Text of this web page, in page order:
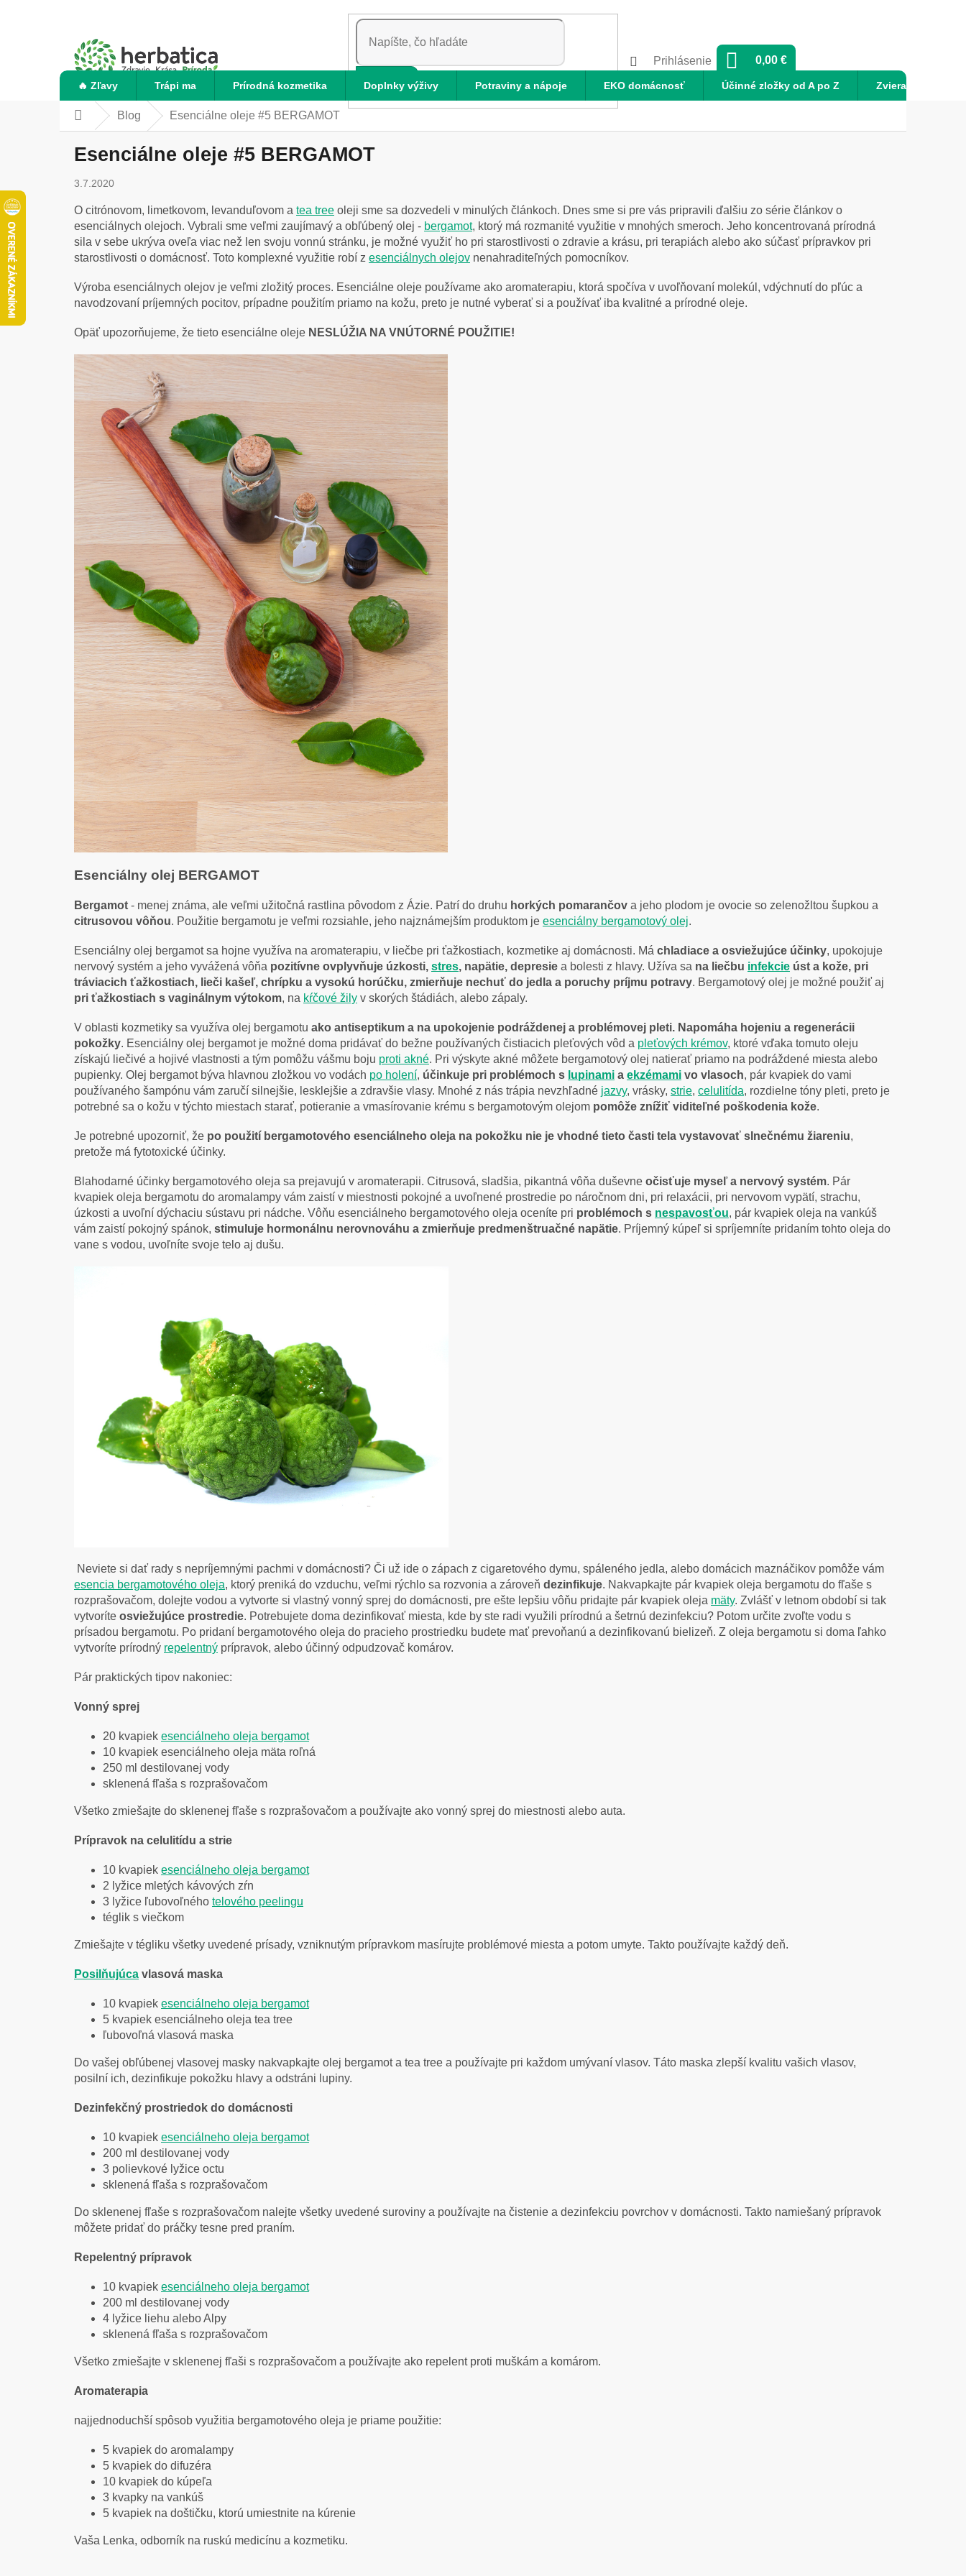
HĽADAŤ
Prihlásenie
NÁKUPNÝ
0,00 €
🔥 Zľavy Trápi ma Prírodná kozmetika Doplnky výživy Potraviny a nápoje EKO domácnosť Účinné zložky od A po Z Zvieratá
DomovBlog Esenciálne oleje #5 BERGAMOT
Esenciálne oleje #5 BERGAMOT
3.7.2020
O citrónovom, limetkovom, levanduľovom a tea tree oleji sme sa dozvedeli v minulých článkoch. Dnes sme si pre vás pripravili ďalšiu zo série článkov o
esenciálnych olejoch. Vybrali sme veľmi zaujímavý a obľúbený olej - bergamot, ktorý má rozmanité využitie v mnohých smeroch. Jeho koncentrovaná prírodná
sila v sebe ukrýva oveľa viac než len svoju vonnú stránku, je možné využiť ho pri starostlivosti o zdravie a krásu, pri terapiách alebo ako súčasť prípravkov pri
starostlivosti o domácnosť. Toto komplexné využitie robí z esenciálnych olejov nenahraditeľných pomocníkov.
Výroba esenciálnych olejov je veľmi zložitý proces. Esenciálne oleje používame ako aromaterapiu, ktorá spočíva v uvoľňovaní molekúl, vdýchnutí do pľúc a
navodzovaní príjemných pocitov, prípadne použitím priamo na kožu, preto je nutné vyberať si a používať iba kvalitné a prírodné oleje.
Opäť upozorňujeme, že tieto esenciálne oleje NESLÚŽIA NA VNÚTORNÉ POUŽITIE!
Esenciálny olej BERGAMOT
Bergamot - menej známa, ale veľmi užitočná rastlina pôvodom z Ázie. Patrí do druhu horkých pomarančov a jeho plodom je ovocie so zelenožltou šupkou a
citrusovou vôňou. Použitie bergamotu je veľmi rozsiahle, jeho najznámejším produktom je esenciálny bergamotový olej.
Esenciálny olej bergamot sa hojne využíva na aromaterapiu, v liečbe pri ťažkostiach, kozmetike aj domácnosti. Má chladiace a osviežujúce účinky, upokojuje
nervový systém a jeho vyvážená vôňa pozitívne ovplyvňuje úzkosti, stres, napätie, depresie a bolesti z hlavy. Užíva sa na liečbu infekcie úst a kože, pri
tráviacich ťažkostiach, lieči kašeľ, chrípku a vysokú horúčku, zmierňuje nechuť do jedla a poruchy príjmu potravy. Bergamotový olej je možné použiť aj
pri ťažkostiach s vaginálnym výtokom, na kŕčové žily v skorých štádiách, alebo zápaly.
V oblasti kozmetiky sa využíva olej bergamotu ako antiseptikum a na upokojenie podráždenej a problémovej pleti. Napomáha hojeniu a regenerácii
pokožky. Esenciálny olej bergamot je možné doma pridávať do bežne používaných čistiacich pleťových vôd a pleťových krémov, ktoré vďaka tomuto oleju
získajú liečivé a hojivé vlastnosti a tým pomôžu vášmu boju proti akné. Pri výskyte akné môžete bergamotový olej natierať priamo na podráždené miesta alebo
pupienky. Olej bergamot býva hlavnou zložkou vo vodách po holení, účinkuje pri problémoch s lupinami a ekzémami vo vlasoch, pár kvapiek do vami
používaného šampónu vám zaručí silnejšie, lesklejšie a zdravšie vlasy. Mnohé z nás trápia nevzhľadné jazvy, vrásky, strie, celulitída, rozdielne tóny pleti, preto je
potrebné sa o kožu v týchto miestach starať, potieranie a vmasírovanie krému s bergamotovým olejom pomôže znížiť viditeľné poškodenia kože.
Je potrebné upozorniť, že po použití bergamotového esenciálneho oleja na pokožku nie je vhodné tieto časti tela vystavovať slnečnému žiareniu,
pretože má fytotoxické účinky.
Blahodarné účinky bergamotového oleja sa prejavujú v aromaterapii. Citrusová, sladšia, pikantná vôňa duševne očisťuje myseľ a nervový systém. Pár
kvapiek oleja bergamotu do aromalampy vám zaistí v miestnosti pokojné a uvoľnené prostredie po náročnom dni, pri relaxácii, pri nervovom vypätí, strachu,
úzkosti a uvoľní dýchaciu sústavu pri nádche. Vôňu esenciálneho bergamotového oleja oceníte pri problémoch s nespavosťou, pár kvapiek oleja na vankúš
vám zaistí pokojný spánok, stimuluje hormonálnu nerovnováhu a zmierňuje predmenštruačné napätie. Príjemný kúpeľ si spríjemníte pridaním tohto oleja do
vane s vodou, uvoľníte svoje telo aj dušu.
Neviete si dať rady s nepríjemnými pachmi v domácnosti? Či už ide o zápach z cigaretového dymu, spáleného jedla, alebo domácich maznáčikov pomôže vám
esencia bergamotového oleja, ktorý preniká do vzduchu, veľmi rýchlo sa rozvonia a zároveň dezinfikuje. Nakvapkajte pár kvapiek oleja bergamotu do fľaše s
rozprašovačom, dolejte vodou a vytvorte si vlastný vonný sprej do domácnosti, pre ešte lepšiu vôňu pridajte pár kvapiek oleja mäty. Zvlášť v letnom období si tak
vytvoríte osviežujúce prostredie. Potrebujete doma dezinfikovať miesta, kde by ste radi využili prírodnú a šetrnú dezinfekciu? Potom určite zvoľte vodu s
prísadou bergamotu. Po pridaní bergamotového oleja do pracieho prostriedku budete mať prevoňanú a dezinfikovanú bielizeň. Z oleja bergamotu si doma ľahko
vytvoríte prírodný repelentný prípravok, alebo účinný odpudzovač komárov.
Pár praktických tipov nakoniec:
Vonný sprej
20 kvapiek esenciálneho oleja bergamot
10 kvapiek esenciálneho oleja mäta roľná
250 ml destilovanej vody
sklenená fľaša s rozprašovačom
Všetko zmiešajte do sklenenej fľaše s rozprašovačom a používajte ako vonný sprej do miestnosti alebo auta.
Prípravok na celulitídu a strie
10 kvapiek esenciálneho oleja bergamot
2 lyžice mletých kávových zŕn
3 lyžice ľubovoľného telového peelingu
téglik s viečkom
Zmiešajte v tégliku všetky uvedené prísady, vzniknutým prípravkom masírujte problémové miesta a potom umyte. Takto používajte každý deň.
Posilňujúca vlasová maska
10 kvapiek esenciálneho oleja bergamot
5 kvapiek esenciálneho oleja tea tree
ľubovoľná vlasová maska
Do vašej obľúbenej vlasovej masky nakvapkajte olej bergamot a tea tree a používajte pri každom umývaní vlasov. Táto maska zlepší kvalitu vašich vlasov,
posilní ich, dezinfikuje pokožku hlavy a odstráni lupiny.
Dezinfekčný prostriedok do domácnosti
10 kvapiek esenciálneho oleja bergamot
200 ml destilovanej vody
3 polievkové lyžice octu
sklenená fľaša s rozprašovačom
Do sklenenej fľaše s rozprašovačom nalejte všetky uvedené suroviny a používajte na čistenie a dezinfekciu povrchov v domácnosti. Takto namiešaný prípravok
môžete pridať do práčky tesne pred praním.
Repelentný prípravok
10 kvapiek esenciálneho oleja bergamot
200 ml destilovanej vody
4 lyžice liehu alebo Alpy
sklenená fľaša s rozprašovačom
Všetko zmiešajte v sklenenej fľaši s rozprašovačom a používajte ako repelent proti muškám a komárom.
Aromaterapia
najjednoduchší spôsob využitia bergamotového oleja je priame použitie:
5 kvapiek do aromalampy
5 kvapiek do difuzéra
10 kvapiek do kúpeľa
3 kvapky na vankúš
5 kvapiek na doštičku, ktorú umiestnite na kúrenie
Vaša Lenka, odborník na ruskú medicínu a kozmetiku.